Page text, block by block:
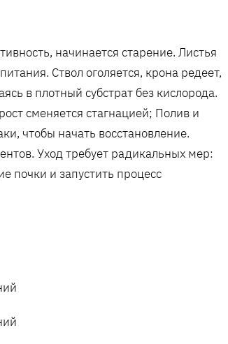
начинается старение. Листья
Ствол оголяется‚ крона редеет‚
в плотный субстрат без кислорода.
сменяется стагнацией; Полив и
чтобы начать восстановление.
Уход требует радикальных мер:
почки и запустить процесс